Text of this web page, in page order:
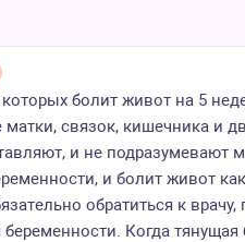
болит живот на 5
связок, кишечника и
и не подразумевают
и болит живот
обратиться к врачу,
Когда тянущая